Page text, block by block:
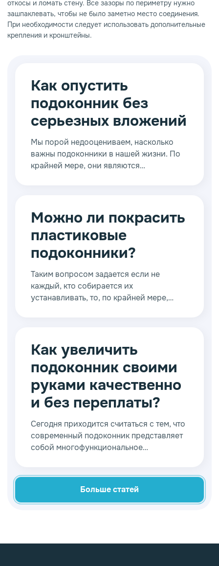
откосы и ломать стену. Все зазоры по периметру нужно
зашпаклевать, чтобы не было заметно место соединения.
При необходимости следует использовать дополнительные
крепления и кронштейны.
Как опустить
подоконник без
серьезных вложений
Мы порой недооцениваем, насколько
важны подоконники в нашей жизни. По
крайней мере, они являются
существует немало дизайнерских
проектов, предполагающих
использование этой части окна для
различных целей.
Можно ли покрасить
пластиковые
подоконники?
Таким вопросом задается если не
каждый, кто собирается их
устанавливать, то, по крайней мере,
пластикового подоконника.
Как увеличить
подоконник своими
руками качественно
и без переплаты?
Сегодня приходится считаться с тем, что
современный подоконник представляет
собой многофункциональное
Больше статей